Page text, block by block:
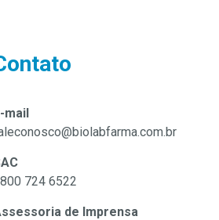
mail
724 6522
de Imprensa